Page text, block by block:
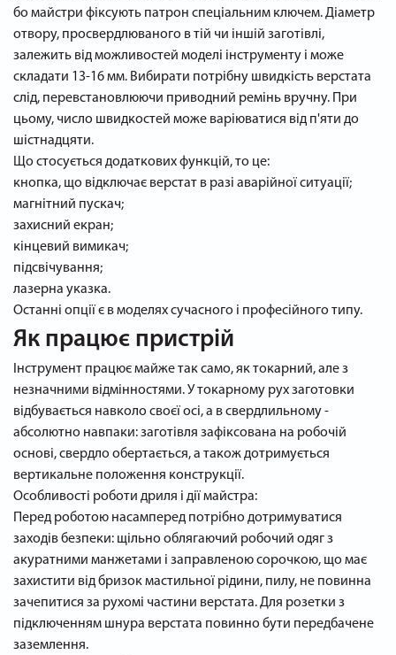
бо майстри фіксують патрон спеціальним ключем. Діаметр
отвору, просвердлюваного в тій чи іншій заготівлі,
залежить від можливостей моделі інструменту і може
складати 13-16 мм. Вибирати потрібну швидкість верстата
слід, перевстановлюючи приводний ремінь вручну. При
цьому, число швидкостей може варіюватися від п'яти до
шістнадцяти.
Що стосується додаткових функцій, то це:
кнопка, що відключає верстат в разі аварійної ситуації;
магнітний пускач;
захисний екран;
кінцевий вимикач;
підсвічування;
лазерна указка.
Останні опції є в моделях сучасного і професійного типу.
Як працює пристрій
Інструмент працює майже так само, як токарний, але з
незначними відмінностями. У токарному рух заготовки
відбувається навколо своєї осі, а в свердлильному -
абсолютно навпаки: заготівля зафіксована на робочій
основі, свердло обертається, а також дотримується
вертикальне положення конструкції.
Особливості роботи дриля і дії майстра:
Перед роботою насамперед потрібно дотримуватися
заходів безпеки: щільно облягаючий робочий одяг з
акуратними манжетами і заправленою сорочкою, що має
захистити від бризок мастильної рідини, пилу, не повинна
зачепитися за рухомі частини верстата. Для розетки з
підключенням шнура верстата повинно бути передбачене
заземлення.